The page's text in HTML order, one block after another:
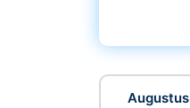
Augustus